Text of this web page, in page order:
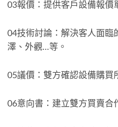
03報價：提供客戶設備報價
04技術討論：解決客人面臨
澤、外觀…等。
05議價：雙方確認設備購買
06意向書：建立雙方買賣合